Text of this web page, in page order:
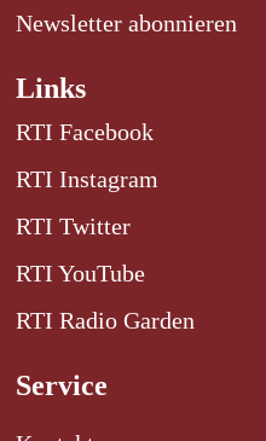
Newsletter abonnieren
Links
RTI Facebook
RTI Instagram
RTI Twitter
RTI YouTube
RTI Radio Garden
Service